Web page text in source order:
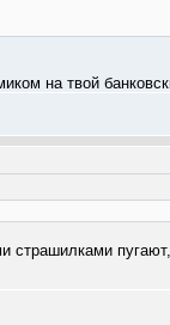
на твой